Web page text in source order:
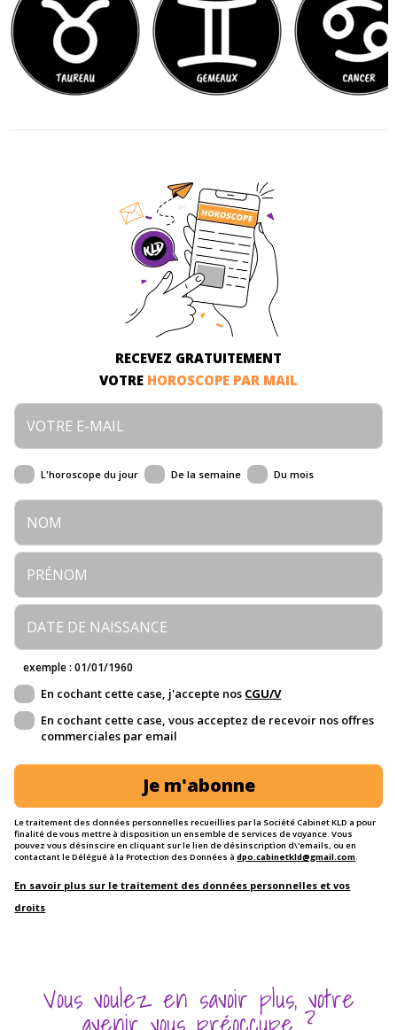
RECEVEZ GRATUITEMENT
VOTRE HOROSCOPE PAR MAIL
L'horoscope du jour De la semaine Du mois
exemple : 01/01/1960
En cochant cette case, j'accepte nos CGU/V
En cochant cette case, vous acceptez de recevoir nos offres
commerciales par email
Je m'abonne
Le traitement des données personnelles recueillies par la Société Cabinet KLD a pour
finalité de vous mettre à disposition un ensemble de services de voyance. Vous
pouvez vous désinscire en cliquant sur le lien de désinscription d\'emails, ou en
contactant le Délégué à la Protection des Données àdpo.cabinetkld@gmail.com
En savoir plus sur le traitement des données personnelles et vos
droits
Vous voulez en savoir plus, votre